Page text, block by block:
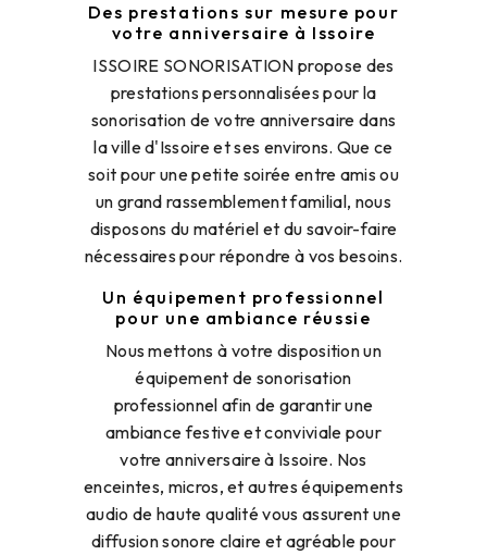
Des prestations sur mesure pour
votre anniversaire à Issoire
ISSOIRE SONORISATION propose des
prestations personnalisées pour la
sonorisation de votre anniversaire dans
la ville d'Issoire et ses environs. Que ce
soit pour une petite soirée entre amis ou
un grand rassemblement familial, nous
disposons du matériel et du savoir-faire
nécessaires pour répondre à vos besoins.
Un équipement professionnel
pour une ambiance réussie
Nous mettons à votre disposition un
équipement de sonorisation
professionnel afin de garantir une
ambiance festive et conviviale pour
votre anniversaire à Issoire. Nos
enceintes, micros, et autres équipements
audio de haute qualité vous assurent une
diffusion sonore claire et agréable pour